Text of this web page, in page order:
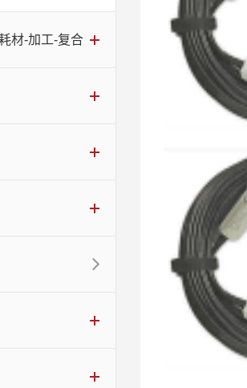
材-加工-复合